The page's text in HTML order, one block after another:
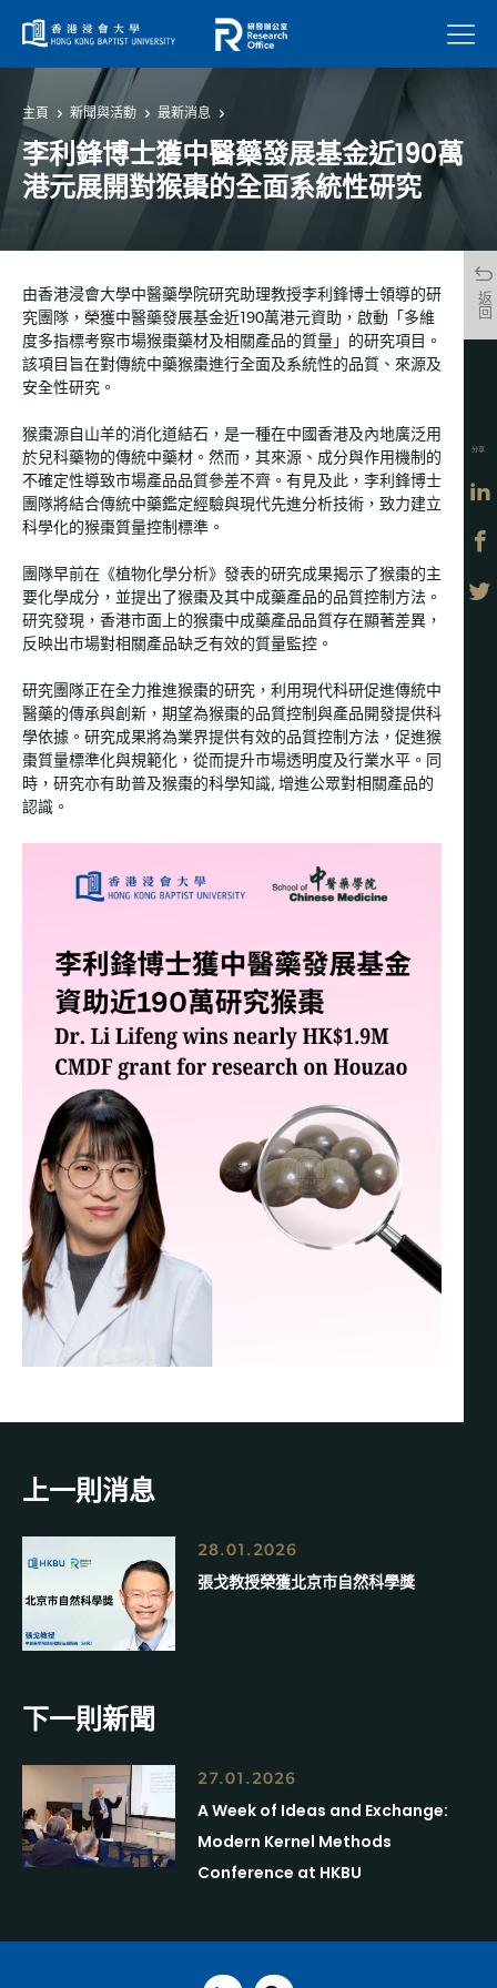
菜單
主頁 新聞與活動 最新消息
李利鋒博士獲中醫藥發展基金近190萬
港元展開對猴棗的全面系統性研究
返回
由香港浸會大學中醫藥學院研究助理教授李利鋒博士領導的研
究團隊，榮獲中醫藥發展基金近190萬港元資助，啟動「多維
度多指標考察市場猴棗藥材及相關產品的質量」的研究項目。
該項目旨在對傳統中藥猴棗進行全面及系統性的品質、來源及
安全性研究。
猴棗源自山羊的消化道結石，是一種在中國香港及內地廣泛用
於兒科藥物的傳統中藥材。然而，其來源、成分與作用機制的
不確定性導致市場產品品質參差不齊。有見及此，李利鋒博士
團隊將結合傳統中藥鑑定經驗與現代先進分析技術，致力建立
科學化的猴棗質量控制標準。
團隊早前在《植物化學分析》發表的研究成果揭示了猴棗的主
要化學成分，並提出了猴棗及其中成藥產品的品質控制方法。
研究發現，香港市面上的猴棗中成藥產品品質存在顯著差異，
反映出市場對相關產品缺乏有效的質量監控。
研究團隊正在全力推進猴棗的研究，利用現代科研促進傳統中
醫藥的傳承與創新，期望為猴棗的品質控制與產品開發提供科
學依據。研究成果將為業界提供有效的品質控制方法，促進猴
棗質量標準化與規範化，從而提升市場透明度及行業水平。同
時，研究亦有助普及猴棗的科學知識, 增進公眾對相關產品的
認識。
分享
上一則消息
28.01.2026
張戈教授榮獲北京市自然科學獎
下一則新聞
27.01.2026
A Week of Ideas and Exchange:
Modern Kernel Methods
Conference at HKBU